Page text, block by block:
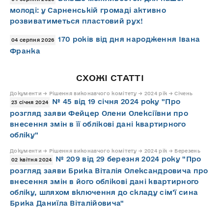
молоді: у Сарненській громаді активно
розвиватиметься пластовий рух!
04 серпня 2026
170 років від дня народження Івана
Франка
СХОЖІ СТАТТІ
Документи → Рішення виконавчого комітету → 2024 рік → Січень
23 січня 2024
№ 45 від 19 січня 2024 року "Про
розгляд заяви Фейцер Олени Олексіївни про
внесення змін в її облікові дані квартирного
обліку"
Документи → Рішення виконавчого комітету → 2024 рік → Березень
02 квітня 2024
№ 209 від 29 березня 2024 року "Про
розгляд заяви Брика Віталія Олександровича про
внесення змін в його облікові дані квартирного
обліку, шляхом включення до складу сім’ї сина
Брика Даниїла Віталійовича"